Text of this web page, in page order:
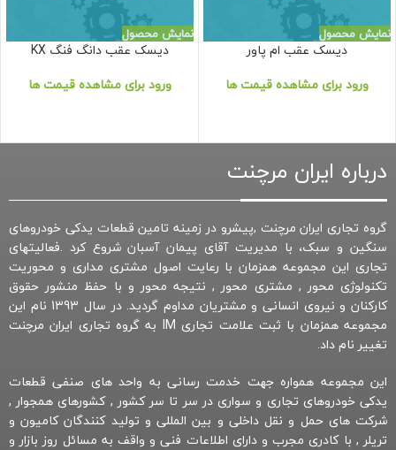
نمایش محصول
دیسک عقب ام پاور
ورود برای مشاهده قیمت ها
نمایش محصول
دیسک عقب دانگ فنگ KX
ورود برای مشاهده قیمت ها
درباره ایران مرچنت
گروه تجاری ایران مرچنت ,پیشرو در زمینه تامین قطعات یدکی خودروهای
سنگین و سبک، با مدیریت آقای پیمان آسبان شروع کرد .فعالیتهای
تجاری این مجموعه همزمان با رعایت اصول مشتری مداری و محوریت
تکنولوژی محور , مشتری محور , نتیجه محور و با حفظ منشور حقوق
کارکنان و نیروی انسانی و مشتریان مداوم گردید. در سال 1393 نام این
مجموعه همزمان با ثبت علامت تجاری IM به گروه تجاری ایران مرچنت
تغییر نام داد.
این مجموعه همواره جهت خدمت رسانی به واحد های صنفی قطعات
یدکی خودروهای تجاری و سواری در سر تا سر کشور , کشورهای همجوار ,
شرکت های حمل و نقل داخلی و بین المللی و تولید کنندگان کامیون و
تریلر , با کادری مجرب و دارای اطلاعات فنی و واقف به مسائل روز بازار و